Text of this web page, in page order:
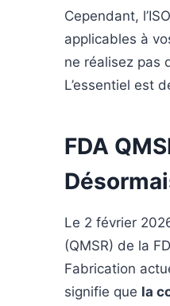
Cependant,
applicables à
ne réalisez pas
L’essentiel est
FDA
Le 2 février
(QMSR) de la
Fabrication
signifie que la